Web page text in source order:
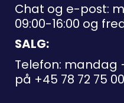
Chat og e-post:
09:00-16:00 og
SALG:
Telefon: mandag
på +45 78 72 75 00